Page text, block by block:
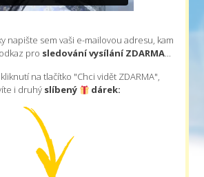
napište sem vaši e-mailovou adresu, kam
pro sledování vysílání ZDARMA...
na tlačítko "Chci vidět ZDARMA",
i druhýslíbený dárek: